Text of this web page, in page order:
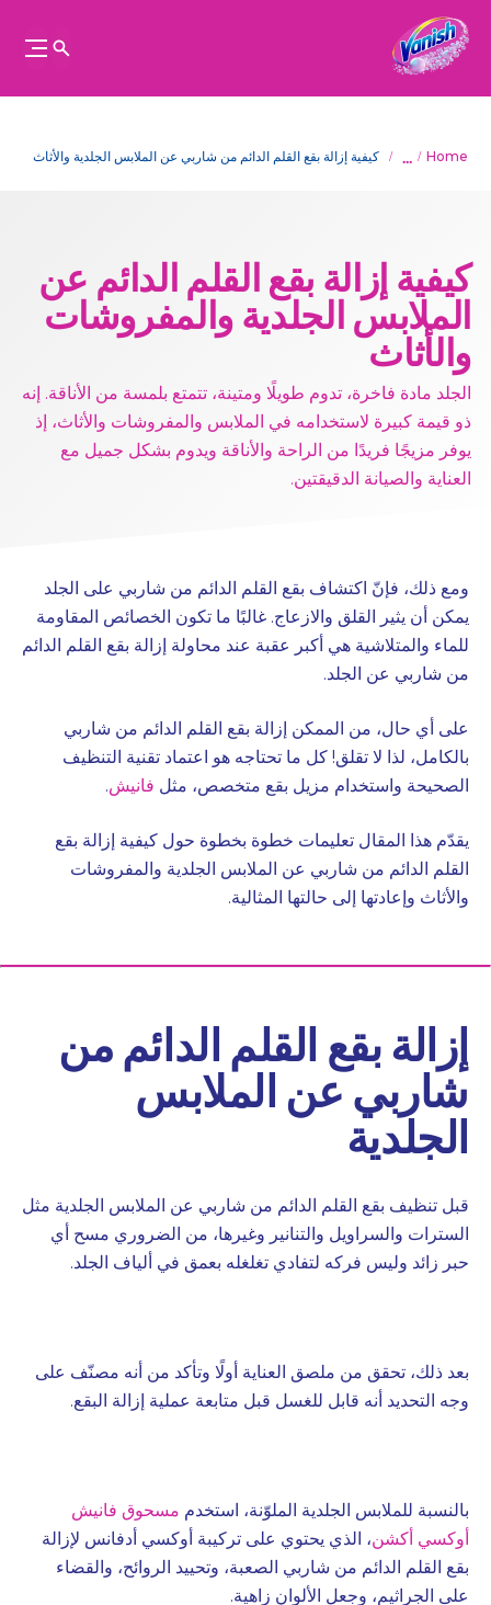
Home
... كيفية إزالة بقع القلم الدائم من شاربي عن الملابس الجلدية والأثاث
كيفية إزالة بقع القلم الدائم عن
الملابس الجلدية والمفروشات
والأثاث
الجلد مادة فاخرة، تدوم طويلًا ومتينة، تتمتع بلمسة من الأناقة. إنه
ذو قيمة كبيرة لاستخدامه في الملابس والمفروشات والأثاث، إذ
يوفر مزيجًا فريدًا من الراحة والأناقة ويدوم بشكل جميل مع
العناية والصيانة الدقيقتين.
ومع ذلك، فإنّ اكتشاف بقع القلم الدائم من شاربي على الجلد
يمكن أن يثير القلق والازعاج. غالبًا ما تكون الخصائص المقاومة
للماء والمتلاشية هي أكبر عقبة عند محاولة إزالة بقع القلم الدائم
من شاربي عن الجلد.
على أي حال، من الممكن إزالة بقع القلم الدائم من شاربي
بالكامل، لذا لا تقلق! كل ما تحتاجه هو اعتماد تقنية التنظيف
الصحيحة واستخدام مزيل بقع متخصص، مثل فانيش.
يقدّم هذا المقال تعليمات خطوة بخطوة حول كيفية إزالة بقع
القلم الدائم من شاربي عن الملابس الجلدية والمفروشات
والأثاث وإعادتها إلى حالتها المثالية.
إزالة بقع القلم الدائم من
شاربي عن الملابس
الجلدية
قبل تنظيف بقع القلم الدائم من شاربي عن الملابس الجلدية مثل
السترات والسراويل والتنانير وغيرها، من الضروري مسح أي
حبر زائد وليس فركه لتفادي تغلغله بعمق في ألياف الجلد.
بعد ذلك، تحقق من ملصق العناية أولًا وتأكد من أنه مصنّف على
وجه التحديد أنه قابل للغسل قبل متابعة عملية إزالة البقع.
بالنسبة للملابس الجلدية الملوّنة، استخدم مسحوق فانيش
أوكسي أكشن، الذي يحتوي على تركيبة أوكسي أدفانس لإزالة
بقع القلم الدائم من شاربي الصعبة، وتحييد الروائح، والقضاء
على الجراثيم، وجعل الألوان زاهية.